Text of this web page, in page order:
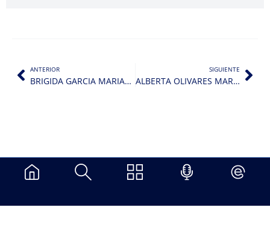
ANTERIOR
BRIGIDA GARCIA MARIACA
SIGUIENTE
ALBERTA OLIVARES MARQUINA